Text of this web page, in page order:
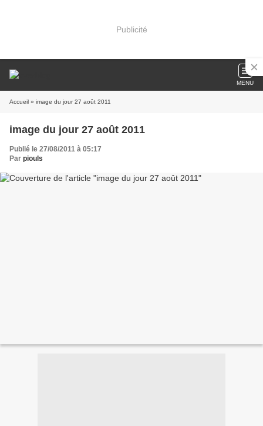
Publicité
MENU
Accueil » image du jour 27 août 2011
image du jour 27 août 2011
Publié le 27/08/2011 à 05:17
Par piouls